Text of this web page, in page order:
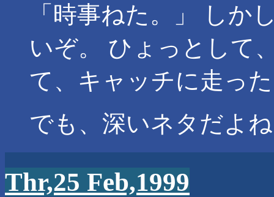
「時事ねた。」 し
いぞ。 ひょっとして
て、キャッチに走っ
でも、深いネタだよ
Thr,25 Feb,1999